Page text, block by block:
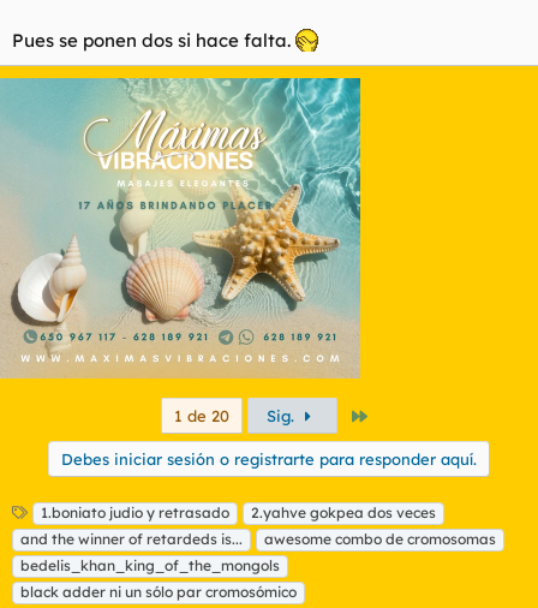
Pues se ponen dos si hace falta.
1 de 20 Sig.
Debes iniciar sesión o registrarte para responder aquí.
E
t
i
q
u
1.boniato judio y retrasado
2.yahve gokpea dos veces
and the winner of retardeds is...
awesome combo de cromosomas
bedelis_khan_king_of_the_mongols
black adder ni un sólo par cromosómico